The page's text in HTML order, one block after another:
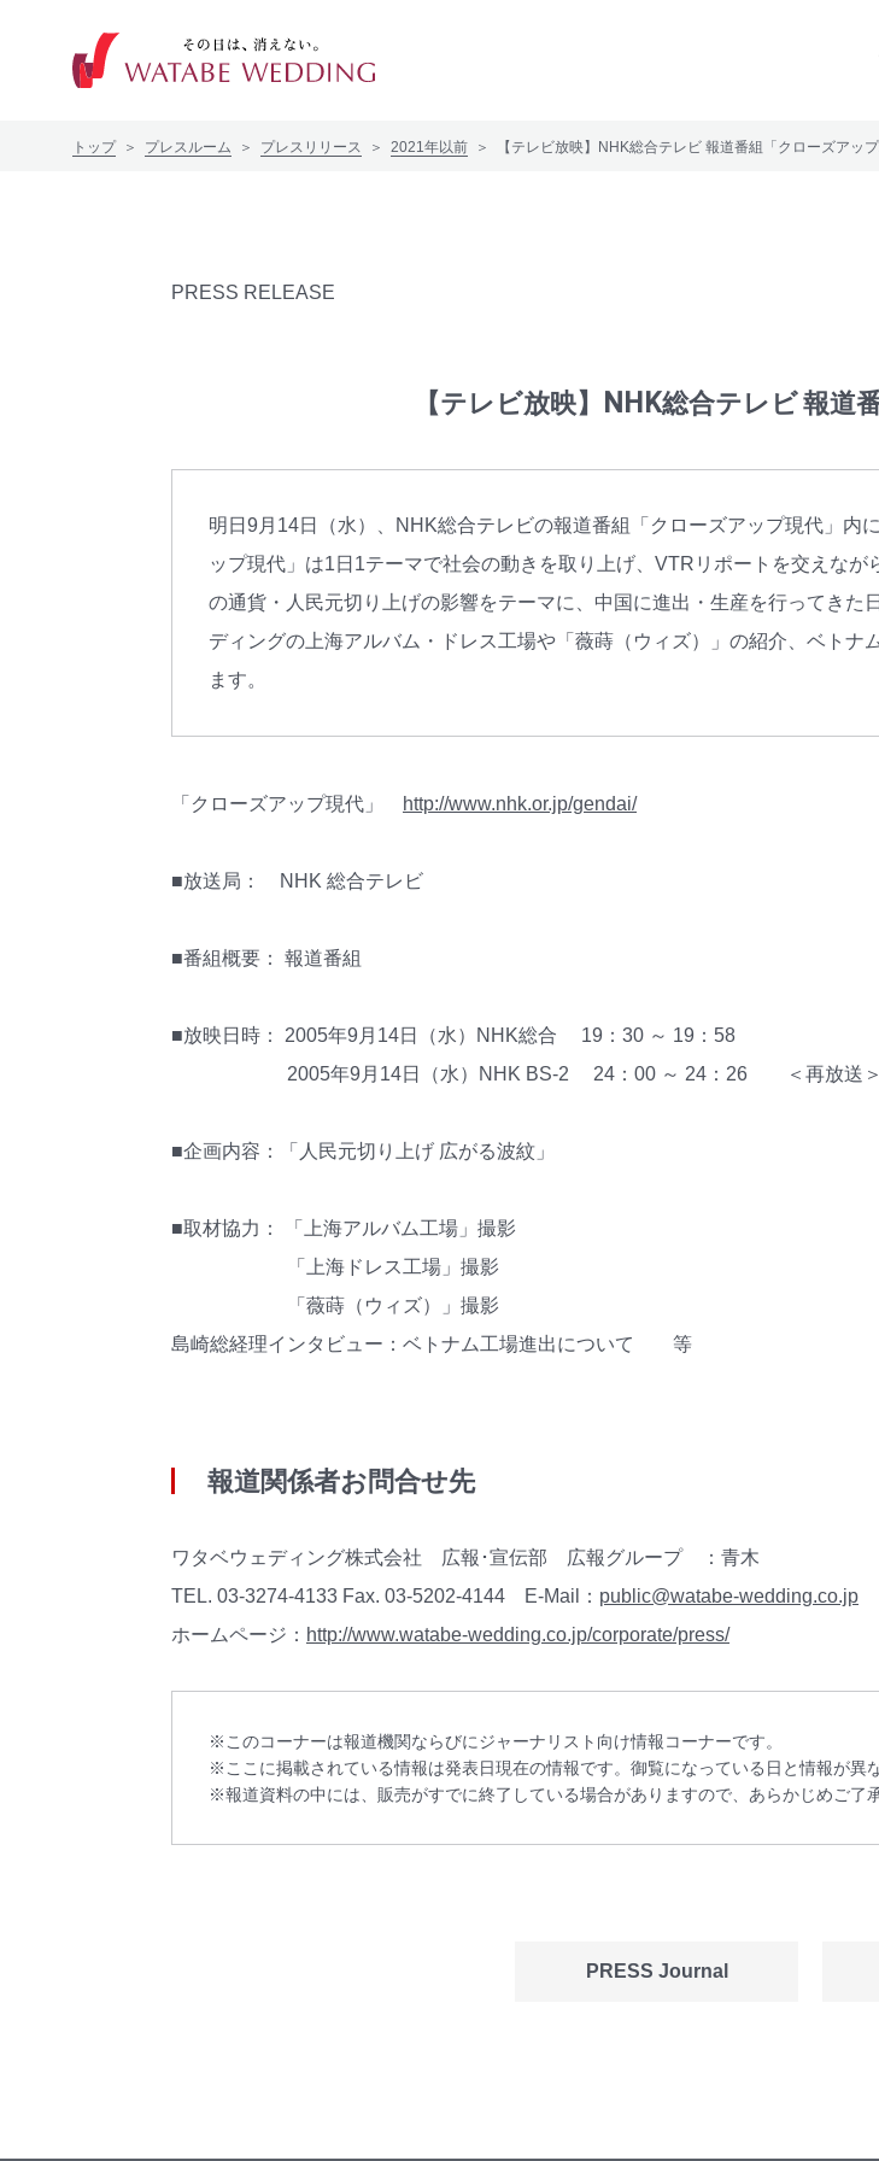
トップ プレスルーム プレスリリース 2021年以前 【テレビ放映】NHK総合テレビ 報道番組「クローズアップ
PRESS RELEASE
【テレビ放映】NHK総合テレビ 報道
明日9月14日（水）、NHK総合テレビの報道番組「クローズアップ現代」内
ップ現代」は1日1テーマで社会の動きを取り上げ、VTRリポートを交えな
の通貨・人民元切り上げの影響をテーマに、中国に進出・生産を行ってきた
ディングの上海アルバム・ドレス工場や「薇蒔（ウィズ）」の紹介、ベト
ます。
「クローズアップ現代」 http://www.nhk.or.jp/gendai/
■放送局： NHK 総合テレビ
■番組概要： 報道番組
■放映日時： 2005年9月14日（水）NHK総合 19：30 ～ 19：58
2005年9月14日（水）NHK BS-2 24：00 ～ 24：26 ＜再放送＞
■企画内容：「人民元切り上げ 広がる波紋」
■取材協力： 「上海アルバム工場」撮影
「上海ドレス工場」撮影
「薇蒔（ウィズ）」撮影
島崎総経理インタビュー：ベトナム工場進出について 等
報道関係者お問合せ先
ワタベウェディング株式会社 広報･宣伝部 広報グループ ：青木
TEL. 03-3274-4133 Fax. 03-5202-4144 E-Mail： public@watabe-wedding.co.jp
ホームページ： http://www.watabe-wedding.co.jp/corporate/press/
このコーナーは報道機関ならびにジャーナリスト向け情報コーナーです。
ここに掲載されている情報は発表日現在の情報です。御覧になっている日と情報が異
報道資料の中には、販売がすでに終了している場合がありますので、あらかじめご了
PRESS Journal